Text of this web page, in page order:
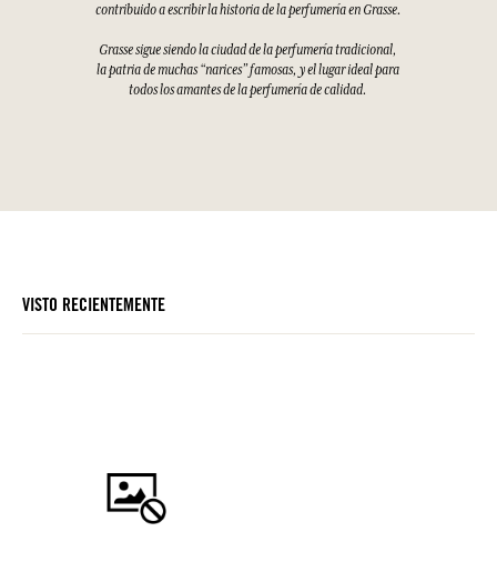
contribuido a escribir la historia de la perfumería en Grasse.
Grasse sigue siendo la ciudad de la perfumería tradicional,
la patria de muchas “narices” famosas, y el lugar ideal para
todos los amantes de la perfumería de calidad.
VISTO RECIENTEMENTE